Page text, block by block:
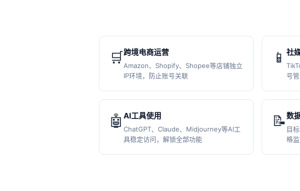
🛒跨境电商运营
Amazon、Shopify、Shopee等店铺独立
IP环境，防止账号关联
📱 社
号
🤖 AI工具使用
ChatGPT、Claude、Midjourney等AI工
具稳定访问，解锁全部功能
📝数
目
格